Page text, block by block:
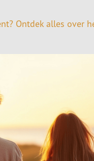
Ontdek alles over